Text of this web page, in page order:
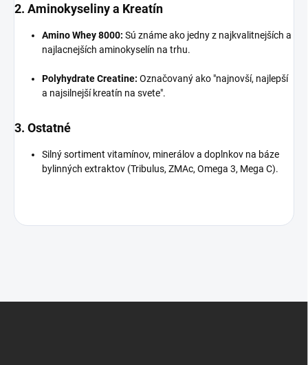
2. Aminokyseliny a Kreatín
Amino Whey 8000: Sú známe ako jedny z najkvalitnejších a
najlacnejších aminokyselín na trhu.
Polyhydrate Creatine: Označovaný ako "najnovší, najlepší
a najsilnejší kreatín na svete".
3. Ostatné
Silný sortiment vitamínov, minerálov a doplnkov na báze
bylinných extraktov (Tribulus, ZMAc, Omega 3, Mega C).